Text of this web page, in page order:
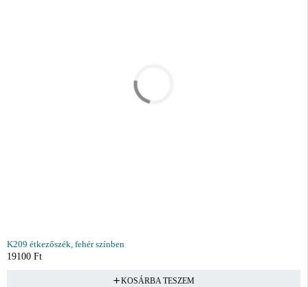
K209 étkezőszék, fehér színben
19100 Ft
KOSÁRBA TESZEM